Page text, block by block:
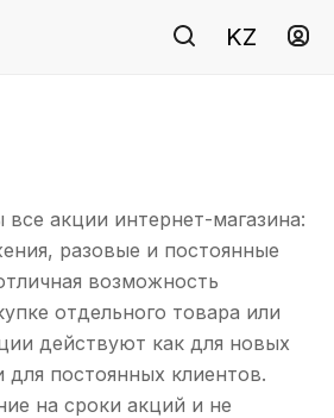
KZ
все акции интернет-магазина:
разовые и постоянные
возможность
отдельного товара или
действуют как для новых
для постоянных клиентов.
на сроки акций и не